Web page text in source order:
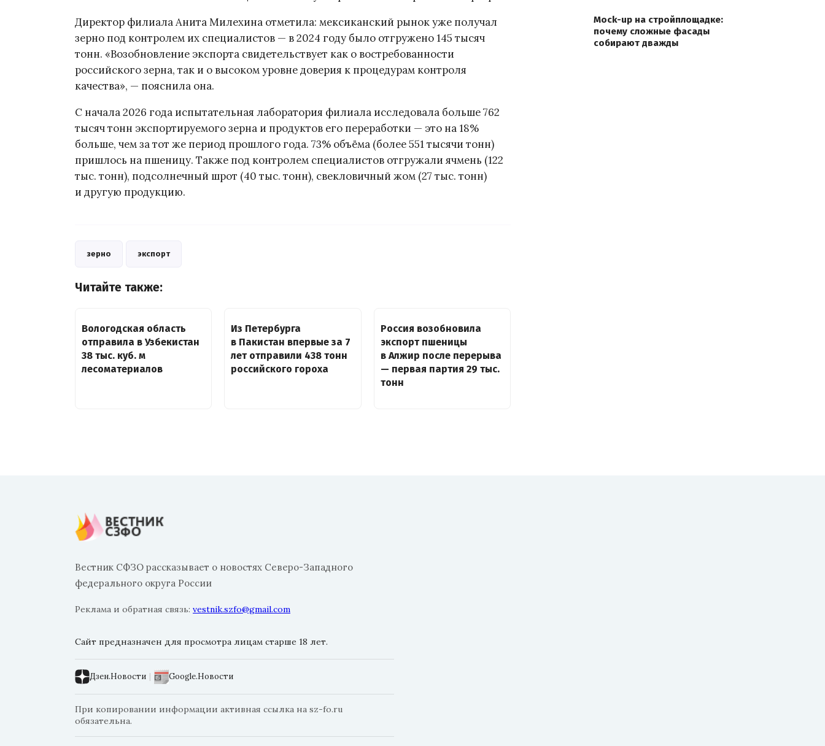
Директор филиала Анита Милехина отметила: мексиканский рынок уже получал
зерно под контролем их специалистов — в 2024 году было отгружено 145 тысяч
тонн. «Возобновление экспорта свидетельствует как о востребованности
российского зерна, так и о высоком уровне доверия к процедурам контроля
качества», — пояснила она.
С начала 2026 года испытательная лаборатория филиала исследовала больше 762
тысяч тонн экспортируемого зерна и продуктов его переработки — это на 18%
больше, чем за тот же период прошлого года. 73% объёма (более 551 тысячи тонн)
пришлось на пшеницу. Также под контролем специалистов отгружали ячмень (122
тыс. тонн), подсолнечный шрот (40 тыс. тонн), свекловичный жом (27 тыс. тонн)
и другую продукцию.
зерно экспорт
Читайте также:
Вологодская область
отправила в Узбекистан
38 тыс. куб. м
лесоматериалов
Из Петербурга
в Пакистан впервые за 7
лет отправили 438 тонн
российского гороха
Россия возобновила
экспорт пшеницы
в Алжир после перерыва
— первая партия 29 тыс.
тонн
Mock-up на стройплощадке:
почему сложные фасады
собирают дважды
Вестник СФЗО рассказывает о новостях Северо-Западного
федерального округа России
Реклама и обратная связь: vestnik.szfo@gmail.com
Сайт предназначен для просмотра лицам старше 18 лет.
Дзен.Новости | Google.Новости
При копировании информации активная ссылка на sz-fo.ru
обязательна.